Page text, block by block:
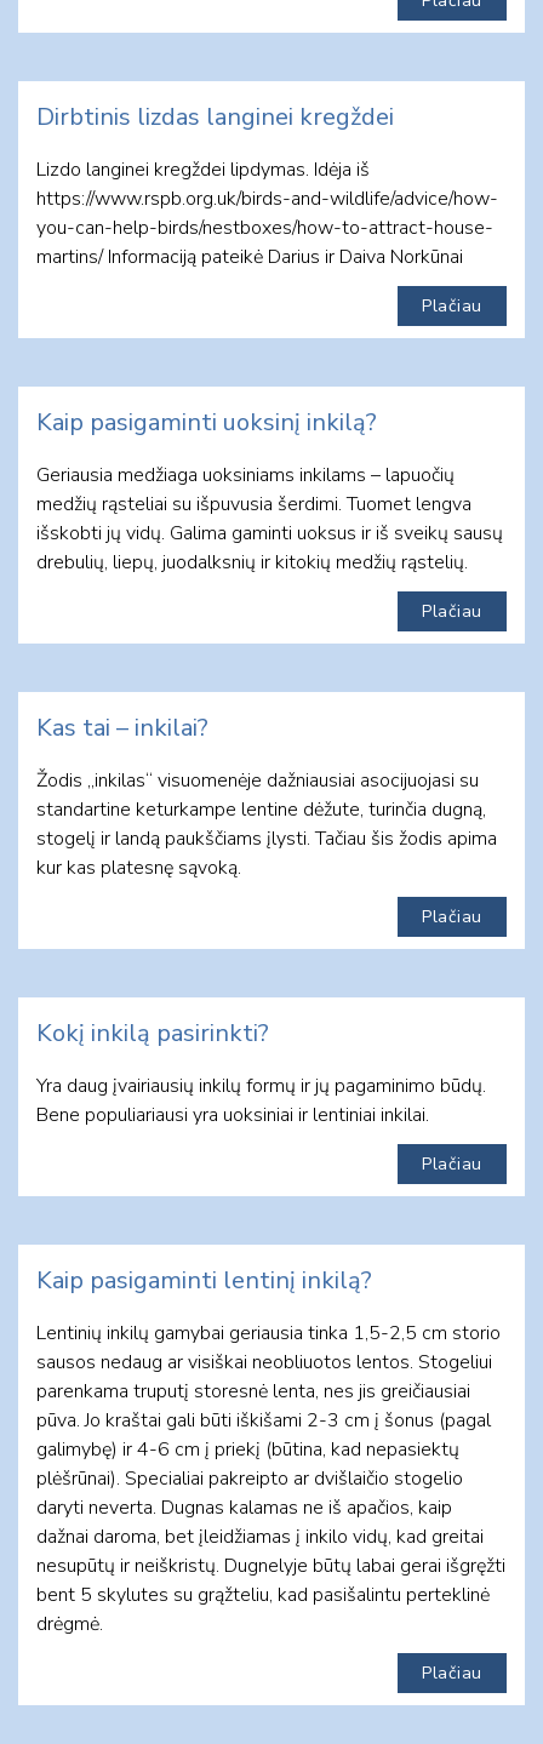
Dirbtinis lizdas langinei kregždei
Lizdo langinei kregždei lipdymas. Idėja iš
https://www.rspb.org.uk/birds-and-wildlife/advice/how-
you-can-help-birds/nestboxes/how-to-attract-house-
martins/ Informaciją pateikė Darius ir Daiva Norkūnai
Plačiau
Kaip pasigaminti uoksinį inkilą?
Geriausia medžiaga uoksiniams inkilams – lapuočių
medžių rąsteliai su išpuvusia šerdimi. Tuomet lengva
išskobti jų vidų. Galima gaminti uoksus ir iš sveikų sausų
drebulių, liepų, juodalksnių ir kitokių medžių rąstelių.
Plačiau
Kas tai – inkilai?
Žodis „inkilas“ visuomenėje dažniausiai asocijuojasi su
standartine keturkampe lentine dėžute, turinčia dugną,
stogelį ir landą paukščiams įlysti. Tačiau šis žodis apima
kur kas platesnę sąvoką.
Plačiau
Kokį inkilą pasirinkti?
Yra daug įvairiausių inkilų formų ir jų pagaminimo būdų.
Bene populiariausi yra uoksiniai ir lentiniai inkilai.
Plačiau
Kaip pasigaminti lentinį inkilą?
Lentinių inkilų gamybai geriausia tinka 1,5-2,5 cm storio
sausos nedaug ar visiškai neobliuotos lentos. Stogeliui
parenkama truputį storesnė lenta, nes jis greičiausiai
pūva. Jo kraštai gali būti iškišami 2-3 cm į šonus (pagal
galimybę) ir 4-6 cm į priekį (būtina, kad nepasiektų
plėšrūnai). Specialiai pakreipto ar dvišlaičio stogelio
daryti neverta. Dugnas kalamas ne iš apačios, kaip
dažnai daroma, bet įleidžiamas į inkilo vidų, kad greitai
nesupūtų ir neiškristų. Dugnelyje būtų labai gerai išgręžti
bent 5 skylutes su grąžteliu, kad pasišalintu perteklinė
drėgmė.
Plačiau